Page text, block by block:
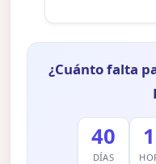
¿Cuánto falta
40
DÍAS